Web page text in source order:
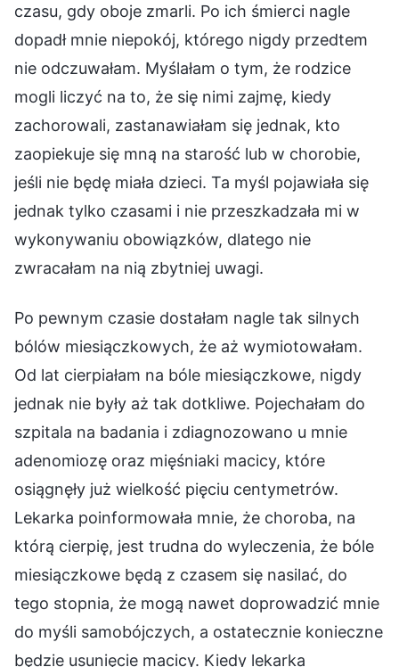
czasu, gdy oboje zmarli. Po ich śmierci nagle
dopadł mnie niepokój, którego nigdy przedtem
nie odczuwałam. Myślałam o tym, że rodzice
mogli liczyć na to, że się nimi zajmę, kiedy
zachorowali, zastanawiałam się jednak, kto
zaopiekuje się mną na starość lub w chorobie,
jeśli nie będę miała dzieci. Ta myśl pojawiała się
jednak tylko czasami i nie przeszkadzała mi w
wykonywaniu obowiązków, dlatego nie
zwracałam na nią zbytniej uwagi.
Po pewnym czasie dostałam nagle tak silnych
bólów miesiączkowych, że aż wymiotowałam.
Od lat cierpiałam na bóle miesiączkowe, nigdy
jednak nie były aż tak dotkliwe. Pojechałam do
szpitala na badania i zdiagnozowano u mnie
adenomiozę oraz mięśniaki macicy, które
osiągnęły już wielkość pięciu centymetrów.
Lekarka poinformowała mnie, że choroba, na
którą cierpię, jest trudna do wyleczenia, że bóle
miesiączkowe będą z czasem się nasilać, do
tego stopnia, że mogą nawet doprowadzić mnie
do myśli samobójczych, a ostatecznie konieczne
będzie usunięcie macicy. Kiedy lekarka